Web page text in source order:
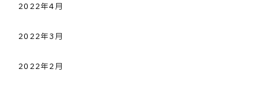
2022年4月
2022年3月
2022年2月